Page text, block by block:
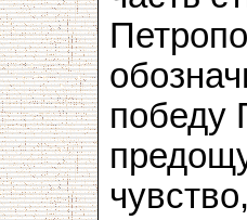
победу